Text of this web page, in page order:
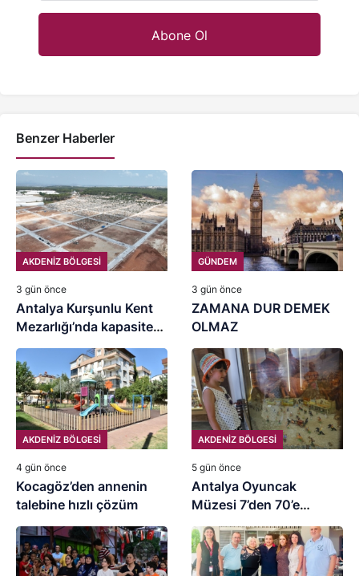
Benzer Haberler
AKDENİZ BÖLGESİ
3 gün önce
Antalya Kurşunlu Kent
Mezarlığı’nda kapasite
artırımı
GÜNDEM
3 gün önce
ZAMANA DUR DEMEK
OLMAZ
AKDENİZ BÖLGESİ
4 gün önce
Kocagöz’den annenin
talebine hızlı çözüm
AKDENİZ BÖLGESİ
5 gün önce
Antalya Oyuncak
Müzesi 7’den 70’e
ziyaretçilerini ağırlıyor